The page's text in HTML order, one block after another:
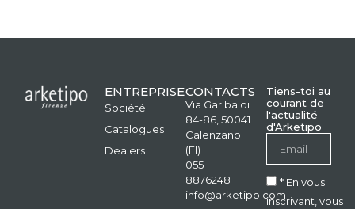
ENTREPRISE
Société
Catalogues
Dealers
CONTACTS
Via Garibaldi
84-86, 50041
Calenzano
(FI)
055
8876248
info@arketipo.com
Tiens-toi au
courant de
l'actualité
d'Arketipo
* En vous
inscrivant, vous